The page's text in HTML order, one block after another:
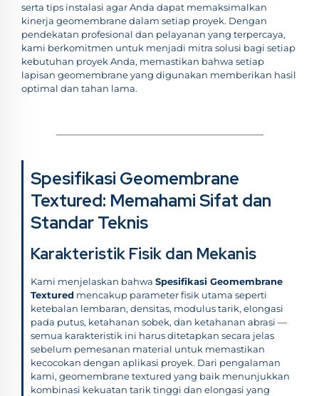
serta tips instalasi agar Anda dapat memaksimalkan
kinerja geomembrane dalam setiap proyek. Dengan
pendekatan profesional dan pelayanan yang terpercaya,
kami berkomitmen untuk menjadi mitra solusi bagi setiap
kebutuhan proyek Anda, memastikan bahwa setiap
lapisan geomembrane yang digunakan memberikan hasil
optimal dan tahan lama.
Spesifikasi Geomembrane
Textured: Memahami Sifat dan
Standar Teknis
Karakteristik Fisik dan Mekanis
Kami menjelaskan bahwa Spesifikasi Geomembrane
Textured mencakup parameter fisik utama seperti
ketebalan lembaran, densitas, modulus tarik, elongasi
pada putus, ketahanan sobek, dan ketahanan abrasi —
semua karakteristik ini harus ditetapkan secara jelas
sebelum pemesanan material untuk memastikan
kecocokan dengan aplikasi proyek. Dari pengalaman
kami, geomembrane textured yang baik menunjukkan
kombinasi kekuatan tarik tinggi dan elongasi yang